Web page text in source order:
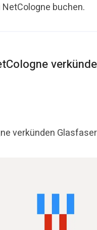
buchen.
verkünden